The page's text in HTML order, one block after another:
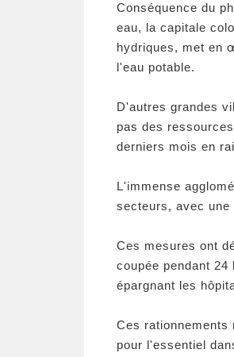
Conséquence du
eau, la capitale
hydriques, met en
l'eau potable.
D'autres grandes
pas des
derniers mois en
L'immense
secteurs, avec une
Ces mesures ont
coupée pendant
épargnant les
Ces rationnements
pour l'essentiel